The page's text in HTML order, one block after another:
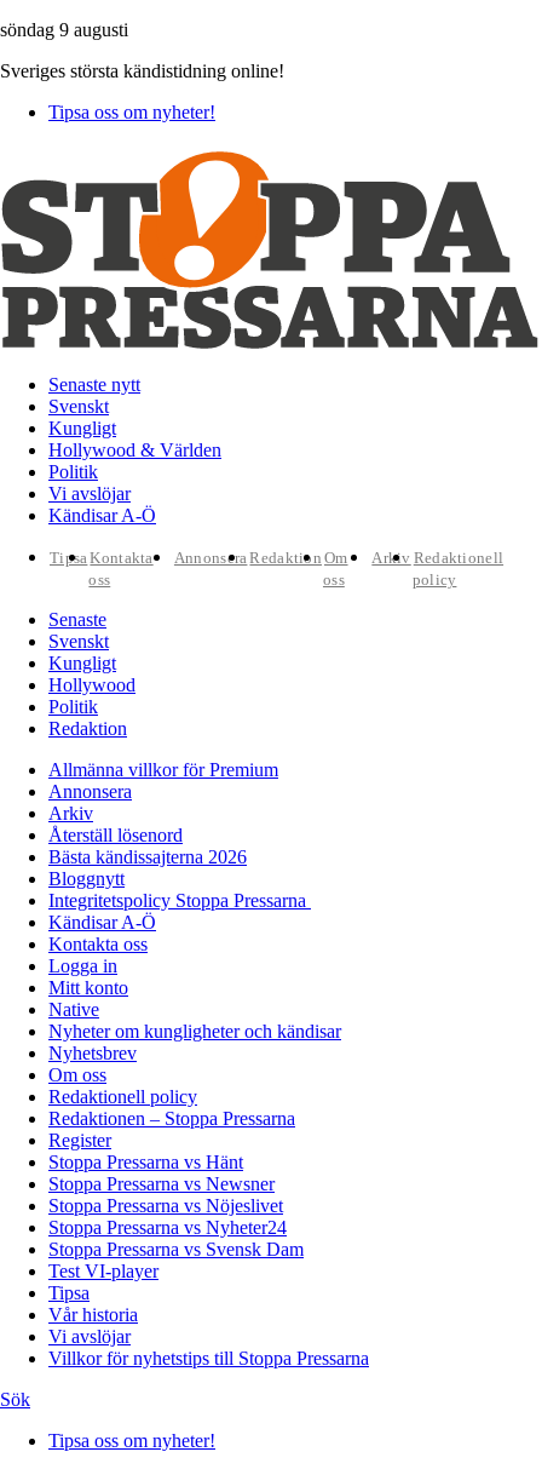
söndag 9 augusti
Sveriges största kändistidning online!
Tipsa oss om nyheter!
Senaste nytt
Svenskt
Kungligt
Hollywood & Världen
Politik
Vi avslöjar
Kändisar A-Ö
TipsaKontakta
oss
AnnonseraRedaktion Om
oss
Arkiv Redaktionell
policy
Senaste
Svenskt
Kungligt
Hollywood
Politik
Redaktion
Allmänna villkor för Premium
Annonsera
Arkiv
Återställ lösenord
Bästa kändissajterna 2026
Bloggnytt
Integritetspolicy Stoppa Pressarna
Kändisar A-Ö
Kontakta oss
Logga in
Mitt konto
Native
Nyheter om kungligheter och kändisar
Nyhetsbrev
Om oss
Redaktionell policy
Redaktionen – Stoppa Pressarna
Register
Stoppa Pressarna vs Hänt
Stoppa Pressarna vs Newsner
Stoppa Pressarna vs Nöjeslivet
Stoppa Pressarna vs Nyheter24
Stoppa Pressarna vs Svensk Dam
Test VI-player
Tipsa
Vår historia
Vi avslöjar
Villkor för nyhetstips till Stoppa Pressarna
Sök
Tipsa oss om nyheter!